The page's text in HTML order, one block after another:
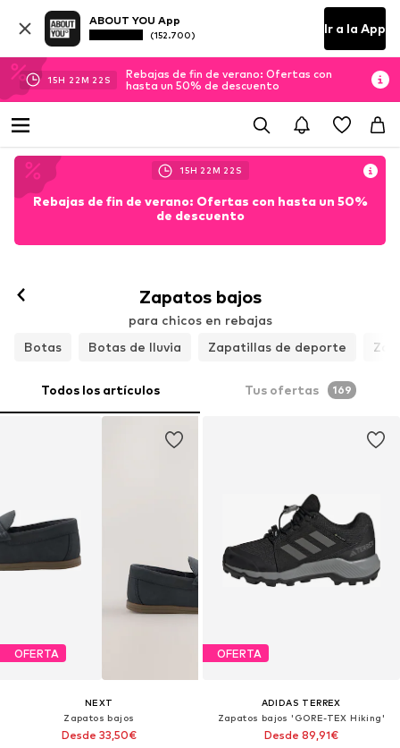
ABOUT YOU App
(152.700) Ir a la App
15H 22M 21 S
Rebajas de fin de verano: Ofertas con
hasta un 50% de descuento
15H 22M 21 S
Rebajas de fin de verano: Ofertas con hasta un 50%
de descuento
Zapatos bajos
para chicos en rebajas
Botas
Botas de lluvia Zapatillas de deporte
Todos los artículos Tus ofertas 169
OFERTA
NEXT
Zapatos bajos
Desde 33,50€
OFERTA
ADIDAS TERREX
Zapatos bajos 'GORE-TEX Hiking'
Desde 89,91€